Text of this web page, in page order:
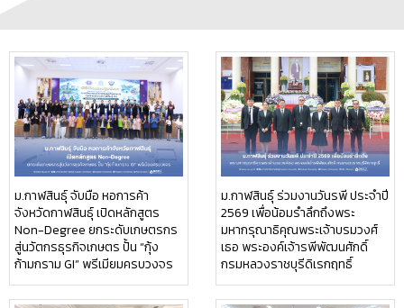
ม.กาฬสินธุ์ จับมือ หอการค้า
จังหวัดกาฬสินธุ์ เปิดหลักสูตร
Non-Degree ยกระดับเกษตรกร
สู่นวัตกรธุรกิจเกษตร ปั้น “กุ้ง
ก้ามกราม GI” พรีเมียมครบวงจร
ม.กาฬสินธุ์ ร่วมงานวันรพี ประจำปี
2569 เพื่อน้อมรำลึกถึงพระ
มหากรุณาธิคุณพระเจ้าบรมวงศ์
เธอ พระองค์เจ้ารพีพัฒนศักดิ์
กรมหลวงราชบุรีดิเรกฤทธิ์